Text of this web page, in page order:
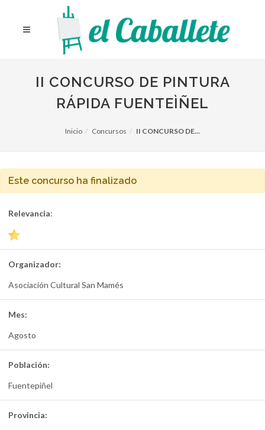
II CONCURSO DE PINTURA
RÁPIDA FUENTEÌÑEL
Inicio Concursos II CONCURSO DE...
Este concurso ha finalizado
Relevancia:
Organizador:
Asociación Cultural San Mamés
Mes:
Agosto
Población:
Fuentepiñel
Provincia: